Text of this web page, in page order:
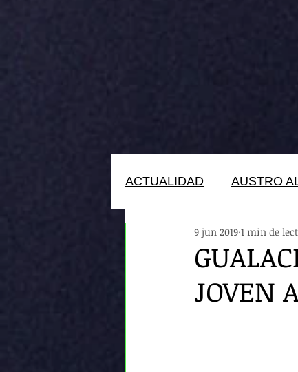
ACTUALIDAD AUSTRO
HUMANOS DEL
JOVEN
9 jun 2019 1 min de